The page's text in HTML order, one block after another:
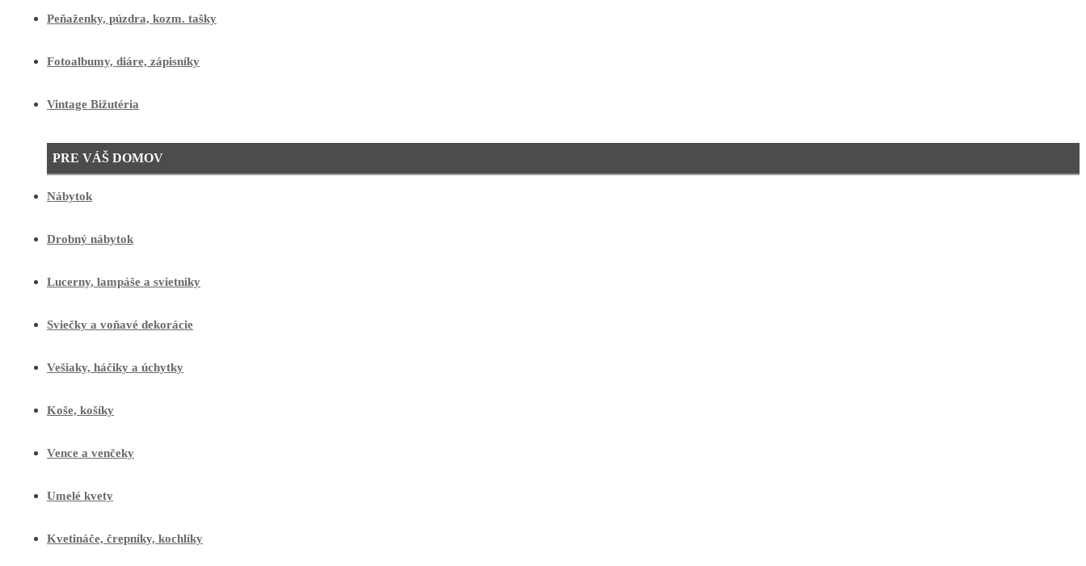
Peňaženky, púzdra, kozm. tašky
Fotoalbumy, diáre, zápisníky
Vintage Bižutéria
PRE VÁŠ DOMOV
Nábytok
Drobný nábytok
Lucerny, lampáše a svietniky
Sviečky a voňavé dekorácie
Vešiaky, háčiky a úchytky
Koše, košíky
Vence a venčeky
Umelé kvety
Kvetináče, črepníky, kochlíky